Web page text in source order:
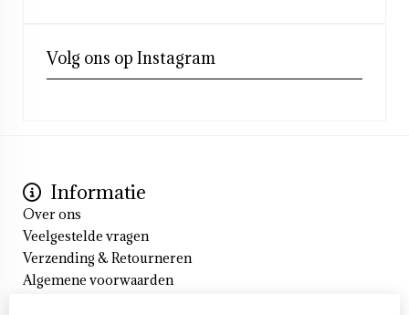
Volg ons op Instagram
Informatie
Over ons
Veelgestelde vragen
Verzending & Retourneren
Algemene voorwaarden